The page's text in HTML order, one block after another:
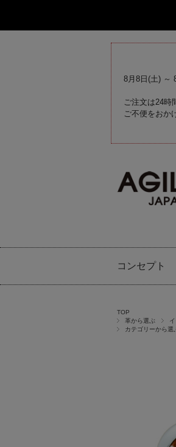
8月8日(土) ～
ご注文は24時
ご不便をおか
コンセプト
TOP
革から選ぶ
カテゴリーから選